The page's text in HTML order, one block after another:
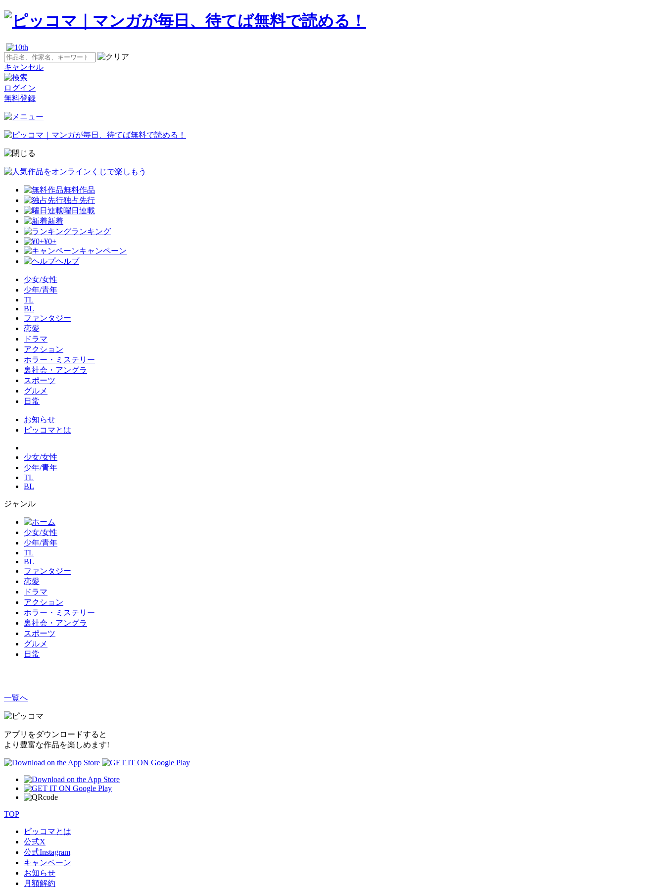
キャンセル
ログイン
無料登録
無料作品
独占先行
曜日連載
新着
ランキング
¥0+
キャンペーン
ヘルプ
少女/女性
少年/青年
TL
BL
ファンタジー
恋愛
ドラマ
アクション
ホラー・ミステリー
裏社会・アングラ
スポーツ
グルメ
日常
お知らせ
ピッコマとは
少女/女性
少年/青年
TL
BL
ジャンル
少女/女性
少年/青年
TL
BL
ファンタジー
恋愛
ドラマ
アクション
ホラー・ミステリー
裏社会・アングラ
スポーツ
グルメ
日常
一覧へ
アプリをダウンロードすると
より豊富な作品を楽しめます!
TOP
ピッコマとは
公式X
公式Instagram
キャンペーン
お知らせ
月額解約